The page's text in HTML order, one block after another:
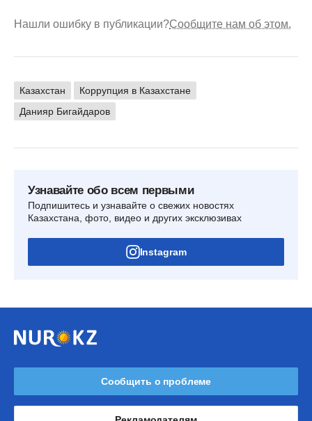
Нашли ошибку в публикации?Сообщите нам об этом.
Казахстан
Коррупция в Казахстане
Данияр Бигайдаров
Узнавайте обо всем первыми
Подпишитесь и узнавайте о свежих новостях
Казахстана, фото, видео и других эксклюзивах
Instagram
Сообщить о проблеме